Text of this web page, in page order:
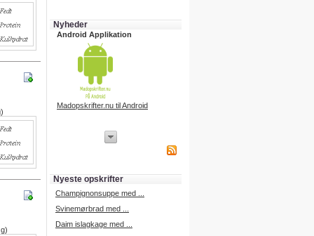
Nyheder
Android Applikation
Madopskrifter.nu til Android
iPhone udvikling
Nyeste opskrifter
Champignonsuppe med ...
Svinemørbrad med ...
Daim islagkage med ...